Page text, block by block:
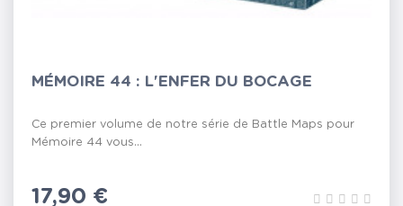
MÉMOIRE 44 : L'ENFER DU BOCAGE
Ce premier volume de notre série de Battle Maps pour
Mémoire 44 vous...
Prix
17,90 €